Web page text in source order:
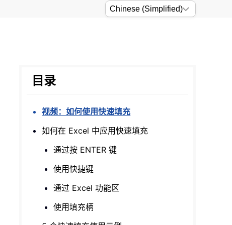
目录
视频：如何使用快速填充
如何在 Excel 中应用快速填充
通过按 ENTER 键
使用快捷键
通过 Excel 功能区
使用填充柄